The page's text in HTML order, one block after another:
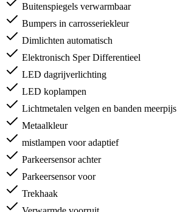
Buitenspiegels verwarmbaar
Bumpers in carrosseriekleur
Dimlichten automatisch
Elektronisch Sper Differentieel
LED dagrijverlichting
LED koplampen
Lichtmetalen velgen en banden meerpijs
Metaalkleur
mistlampen voor adaptief
Parkeersensor achter
Parkeersensor voor
Trekhaak